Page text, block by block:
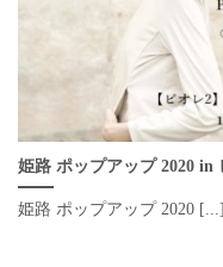
姫路 ポップアップ 2020 in
姫路 ポップアップ 2020 [...]